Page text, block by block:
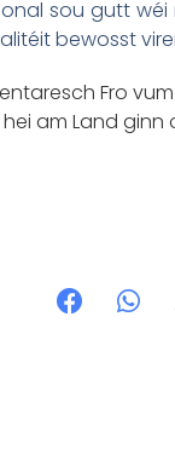
sou gutt wéi
bewosst
Fro
hei am Land